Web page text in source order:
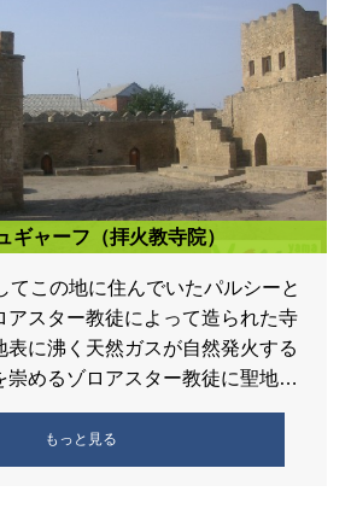
ギャーフ（拝火教寺院）
てこの地に住んでいたパルシーと
アスター教徒によって造られた寺
表に沸く天然ガスが自然発火する
崇めるゾロアスター教徒に聖地と
ました。インド北部 […]
もっと見る